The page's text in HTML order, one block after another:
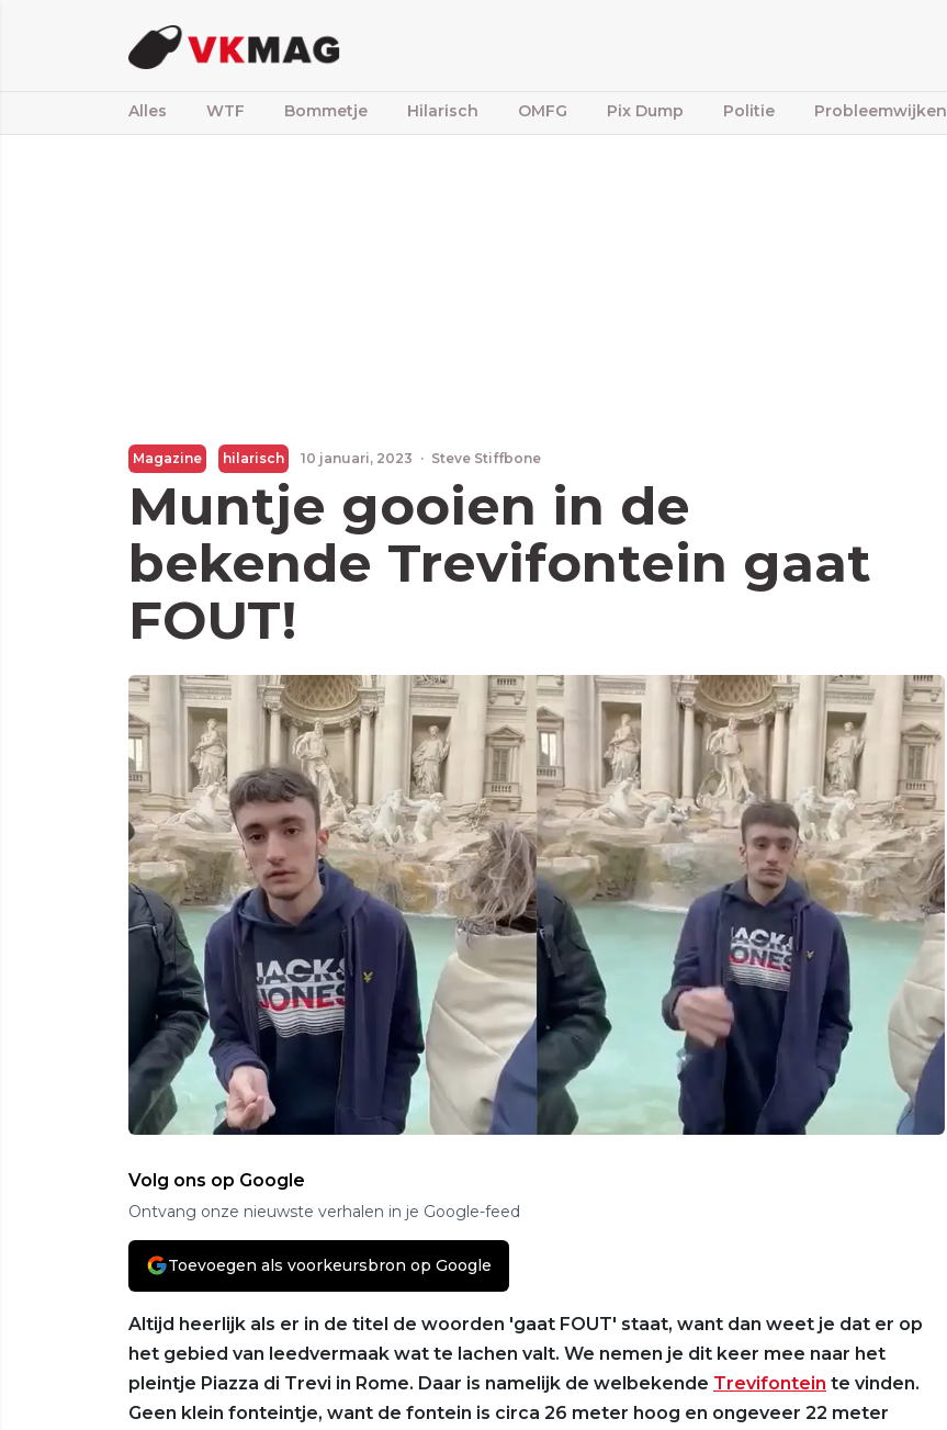
Alles WTF Bommetje Hilarisch OMFG Pix Dump Politie Probleemwijken
Magazine hilarisch 10 januari, 2023 · Steve Stiffbone
Muntje gooien in de
bekende Trevifontein gaat
FOUT!
Volg ons op Google
Ontvang onze nieuwste verhalen in je Google-feed
Toevoegen als voorkeursbron op Google
Altijd heerlijk als er in de titel de woorden 'gaat FOUT' staat, want dan weet je dat er op
het gebied van leedvermaak wat te lachen valt. We nemen je dit keer mee naar het
pleintje Piazza di Trevi in Rome. Daar is namelijk de welbekende Trevifontein te vinden.
Geen klein fonteintje, want de fontein is circa 26 meter hoog en ongeveer 22 meter